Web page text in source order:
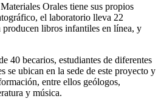
Orales tiene sus propios
el laboratorio lleva 22
producen libros infantiles en línea, y
40 becarios, estudiantes de diferentes
se ubican en la sede de este proyecto y
entre ellos geólogos,
y música.